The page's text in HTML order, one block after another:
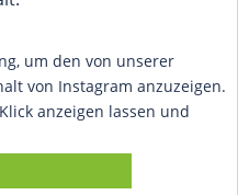
um den von unserer
von Instagram anzuzeigen.
anzeigen lassen und